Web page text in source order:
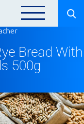
Bread With
500g